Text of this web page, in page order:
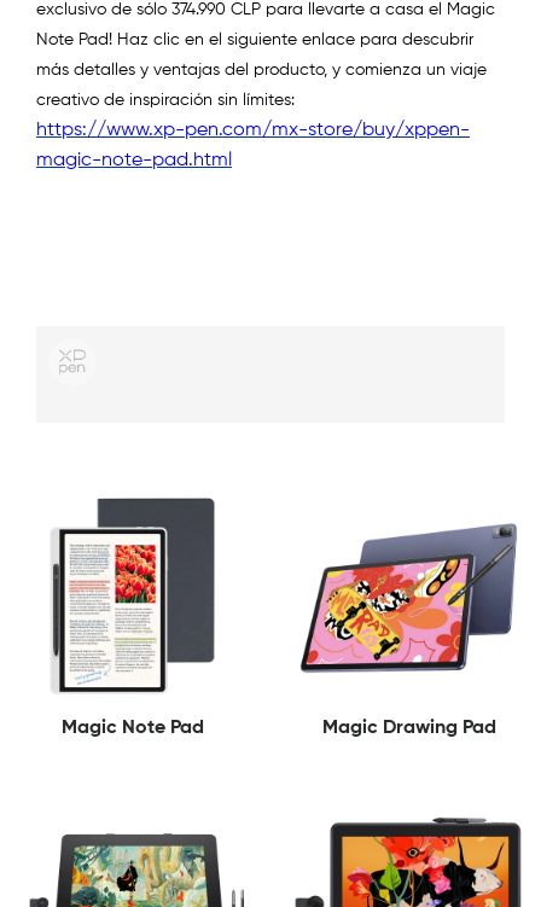
exclusivo de sólo 374.990 CLP para llevarte a casa el
Magic
Note Pad! Haz clic en el siguiente enlace para descubrir
más detalles y ventajas del producto, y comienza un viaje
creativo de inspiración sin límites:
https://www.xp-pen.com/mx-store/buy/xppen-
magic-note-pad.html
Magic Note Pad Magic Drawing Pad